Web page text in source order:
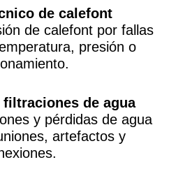
de calefont
de calefont por fallas
presión o
filtraciones de agua
y pérdidas de agua
artefactos y